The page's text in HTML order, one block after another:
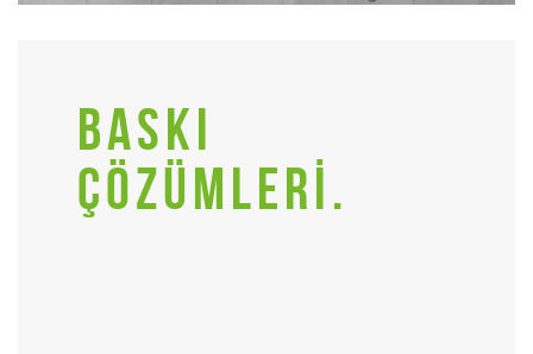
BASKI
ÇÖZÜMLERİ.